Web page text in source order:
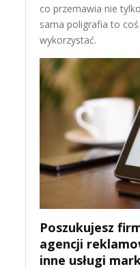
co przemawia nie
sama poligrafia to
wykorzystać.
Poszukujesz
agencji
inne usługi